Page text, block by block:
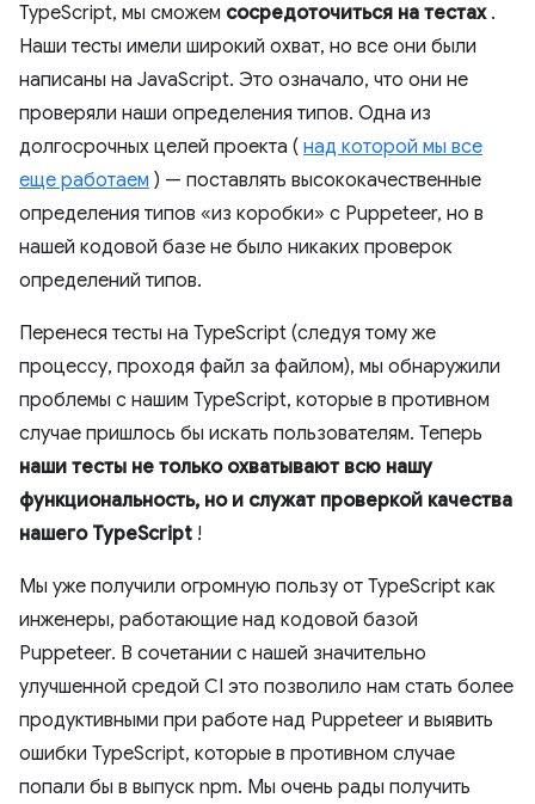
TypeScript, мы сможем сосредоточиться на тестах.
Наши тесты имели широкий охват, но все они были
написаны на JavaScript. Это означало, что они не
проверяли наши определения типов. Одна из
долгосрочных целей проекта ( над которой мы все
еще работаем ) — поставлять высококачественные
определения типов «из коробки» с Puppeteer, но в
нашей кодовой базе не было никаких проверок
определений типов.
Перенеся тесты на TypeScript (следуя тому же
процессу, проходя файл за файлом), мы обнаружили
проблемы с нашим TypeScript, которые в противном
случае пришлось бы искать пользователям. Теперь
наши тесты не только охватывают всю нашу
функциональность, но и служат проверкой качества
нашего TypeScript !
Мы уже получили огромную пользу от TypeScript как
инженеры, работающие над кодовой базой
Puppeteer. В сочетании с нашей значительно
улучшенной средой CI это позволило нам стать более
продуктивными при работе над Puppeteer и выявить
ошибки TypeScript, которые в противном случае
попали бы в выпуск npm. Мы очень рады получить